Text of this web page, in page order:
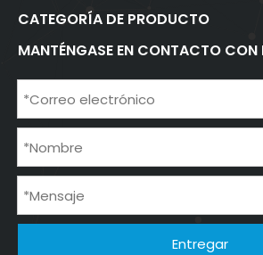
CATEGORÍA DE PRODUCTO
MANTÉNGASE EN CONTACTO CON
Entregar